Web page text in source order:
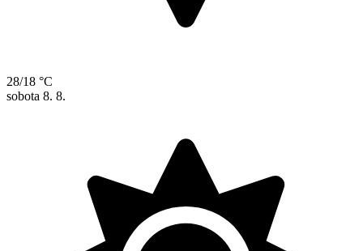
28/18 °C
sobota 8. 8.